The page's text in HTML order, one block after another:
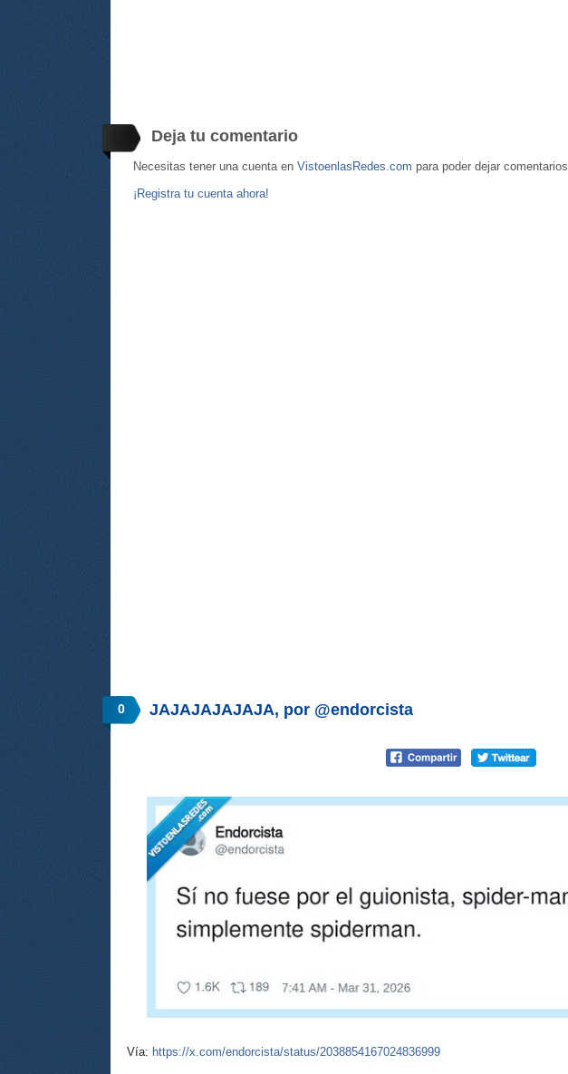
Deja tu comentario
Necesitas tener una cuenta en VistoenlasRedes.com para poder dejar comentarios.
¡Registra tu cuenta ahora!
0 JAJAJAJAJAJA, por @endorcista
Vía: https://x.com/endorcista/status/2038854167024836999